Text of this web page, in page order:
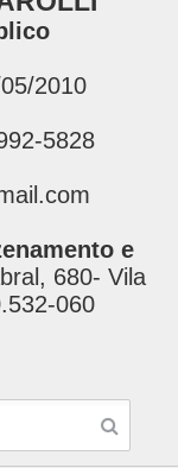
2010
5828
e
680- Vila
060